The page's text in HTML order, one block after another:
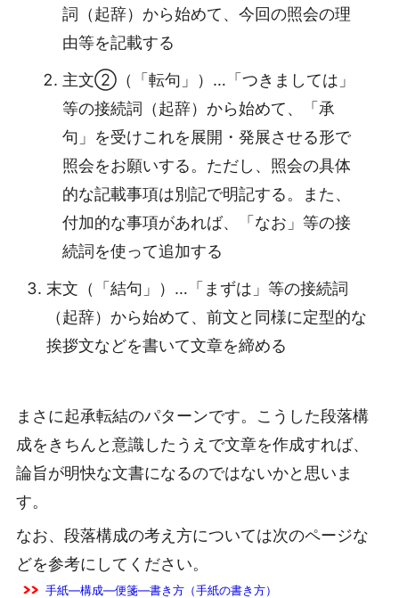
詞（起辞）から始めて、今回の照会の理
由等を記載する
主文②（「転句」）…「つきましては」
等の接続詞（起辞）から始めて、「承
句」を受けこれを展開・発展させる形で
照会をお願いする。ただし、照会の具体
的な記載事項は別記で明記する。また、
付加的な事項があれば、「なお」等の接
続詞を使って追加する
末文（「結句」）…「まずは」等の接続詞
（起辞）から始めて、前文と同様に定型的な
挨拶文などを書いて文章を締める
まさに起承転結のパターンです。こうした段落構
成をきちんと意識したうえで文章を作成すれば、
論旨が明快な文書になるのではないかと思いま
す。
なお、段落構成の考え方については次のページな
どを参考にしてください。
手紙―構成―便箋―書き方（手紙の書き方）